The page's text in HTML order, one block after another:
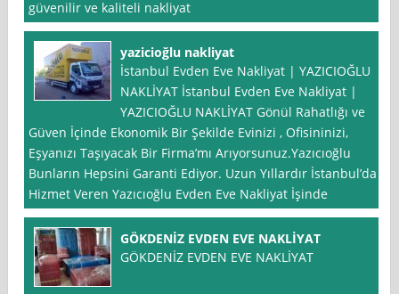
güvenilir ve kaliteli nakliyat
yazicioğlu nakliyat
İstanbul Evden Eve Nakliyat | YAZICIOĞLU
NAKLİYAT İstanbul Evden Eve Nakliyat |
YAZICIOĞLU NAKLİYAT Gönül Rahatlığı ve
Güven İçinde Ekonomik Bir Şekilde Evinizi , Ofisininizi,
Eşyanızı Taşıyacak Bir Firma’mı Arıyorsunuz.Yazıcıoğlu
Bunların Hepsini Garanti Ediyor. Uzun Yıllardır İstanbul’da
Hizmet Veren Yazıcıoğlu Evden Eve Nakliyat İşinde
GÖKDENİZ EVDEN EVE NAKLİYAT
GÖKDENİZ EVDEN EVE NAKLİYAT